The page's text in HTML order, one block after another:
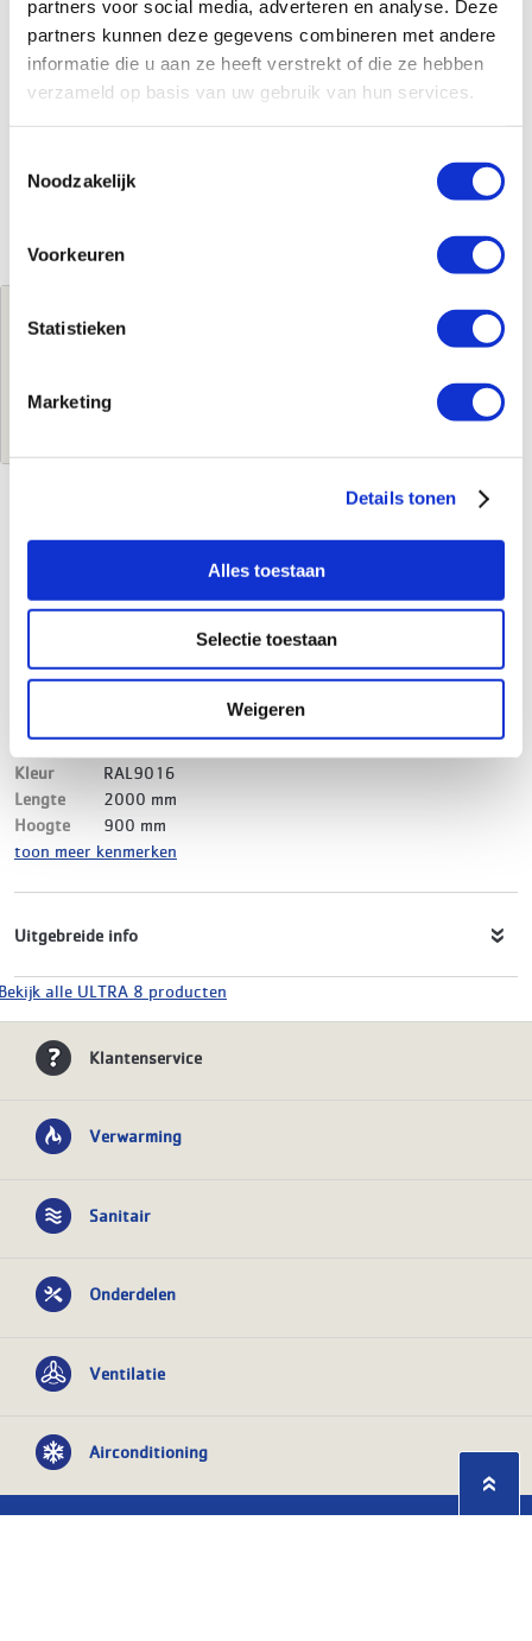
partners voor social media, adverteren en analyse. Deze
partners kunnen deze gegevens combineren met andere
informatie die u aan ze heeft verstrekt of die ze hebben
verzameld op basis van uw gebruik van hun services.
Noodzakelijk
Voorkeuren
Statistieken
Marketing
Details tonen
Alles toestaan
Selectie toestaan
Weigeren
Jouw brutoprijs
Log in voor jouw prijs
Kenmerken
EAN-Code
8719999021690
Paneelradiator
Serie
ULTRA 8 Vlak
Materiaal
Staal
Kleur
RAL9016
Lengte
2000 mm
Hoogte
900 mm
toon meer kenmerken
Uitgebreide info
alle ULTRA 8 producten
Klantenservice
Verwarming
Sanitair
Onderdelen
Ventilatie
Airconditioning